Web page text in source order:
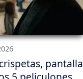
pantalla